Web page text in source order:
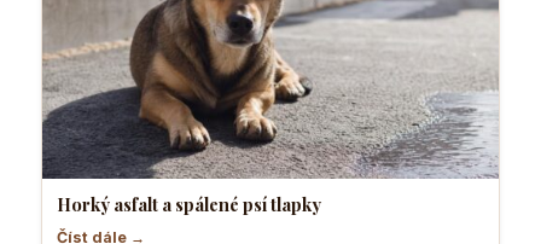
Horký asfalt a spálené psí tlapky
Číst dále →